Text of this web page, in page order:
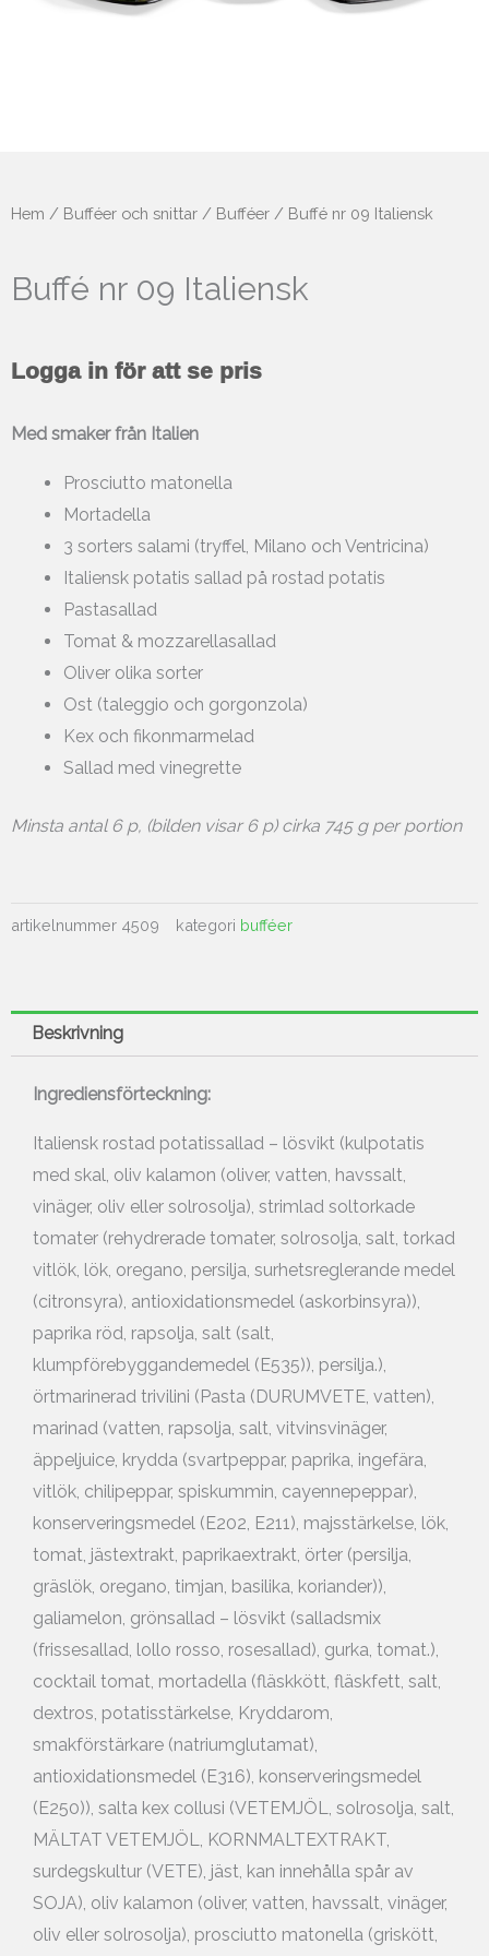
Hem / Bufféer och snittar / Bufféer / Buffé nr 09 Italiensk
Buffé nr 09 Italiensk
Logga in för att se pris
Med smaker från Italien
Prosciutto matonella
Mortadella
3 sorters salami (tryffel, Milano och Ventricina)
Italiensk potatis sallad på rostad potatis
Pastasallad
Tomat & mozzarellasallad
Oliver olika sorter
Ost (taleggio och gorgonzola)
Kex och fikonmarmelad
Sallad med vinegrette
Minsta antal 6 p, (bilden visar 6 p) cirka 745 g per portion
artikelnummer 4509 kategori bufféer
Beskrivning
Ingrediensförteckning:
Italiensk rostad potatissallad – lösvikt (kulpotatis
med skal, oliv kalamon (oliver, vatten, havssalt,
vinäger, oliv eller solrosolja), strimlad soltorkade
tomater (rehydrerade tomater, solrosolja, salt, torkad
vitlök, lök, oregano, persilja, surhetsreglerande medel
(citronsyra), antioxidationsmedel (askorbinsyra)),
paprika röd, rapsolja, salt (salt,
klumpförebyggandemedel (E535)), persilja.),
örtmarinerad trivilini (Pasta (DURUMVETE, vatten),
marinad (vatten, rapsolja, salt, vitvinsvinäger,
äppeljuice, krydda (svartpeppar, paprika, ingefära,
vitlök, chilipeppar, spiskummin, cayennepeppar),
konserveringsmedel (E202, E211), majsstärkelse, lök,
tomat, jästextrakt, paprikaextrakt, örter (persilja,
gräslök, oregano, timjan, basilika, koriander)),
galiamelon, grönsallad – lösvikt (salladsmix
(frissesallad, lollo rosso, rosesallad), gurka, tomat.),
cocktail tomat, mortadella (fläskkött, fläskfett, salt,
dextros, potatisstärkelse, Kryddarom,
smakförstärkare (natriumglutamat),
antioxidationsmedel (E316), konserveringsmedel
(E250)), salta kex collusi (VETEMJÖL, solrosolja, salt,
MÄLTAT VETEMJÖL, KORNMALTEXTRAKT,
surdegskultur (VETE), jäst, kan innehålla spår av
SOJA), oliv kalamon (oliver, vatten, havssalt, vinäger,
oliv eller solrosolja), prosciutto matonella (griskött,